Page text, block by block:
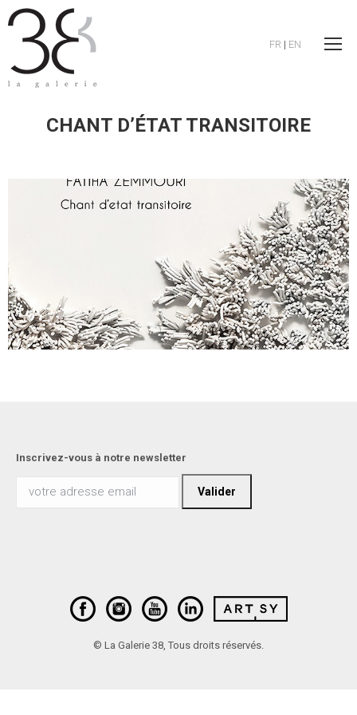
FR | EN
CHANT D’ÉTAT TRANSITOIRE
Inscrivez-vous à notre newsletter
© La Galerie 38, Tous droits réservés.